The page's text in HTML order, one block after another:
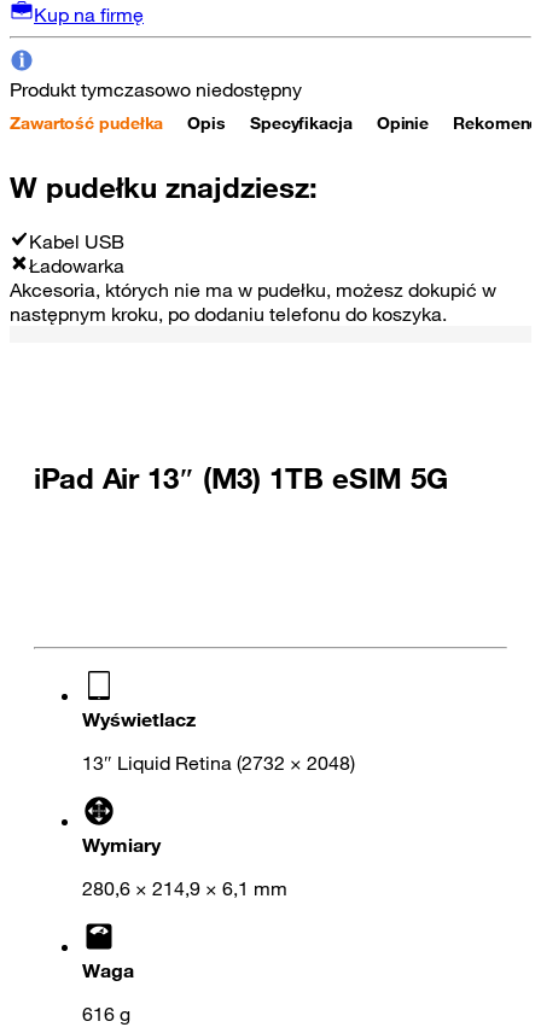
Kup na firmę
Produkt tymczasowo niedostępny
Zawartość pudełka Opis Specyfikacja Opinie
W pudełku znajdziesz:
Kabel USB
Ładowarka
Akcesoria, których nie ma w pudełku, możesz dokupić w
następnym kroku, po dodaniu telefonu do koszyka.
iPad Air 13″ (M3) 1TB eSIM 5G
Wyświetlacz
13″ Liquid Retina (2732 × 2048)
Wymiary
280,6 × 214,9 × 6,1 mm
Waga
616 g